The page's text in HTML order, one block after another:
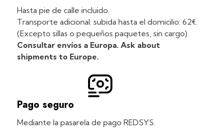
Hasta pie de calle incluido.
Transporte adicional: subida hasta el domicilio: 62€.
(Excepto sillas o pequeños paquetes, sin cargo).
Consultar envíos a Europa. Ask about
shipments to Europe.
Pago seguro
Mediante la pasarela de pago REDSYS.